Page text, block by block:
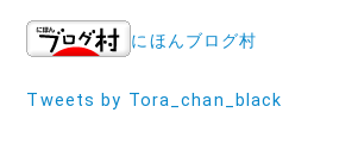
にほんブログ村
Tweets by Tora_chan_black